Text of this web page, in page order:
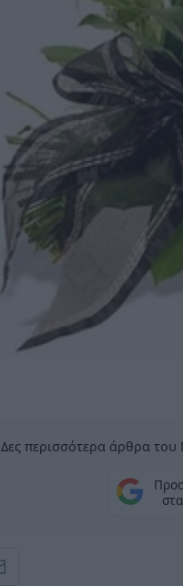
Δες περισσότερα άρθρα του